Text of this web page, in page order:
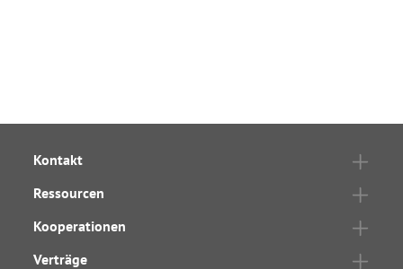
Kontakt
Ressourcen
Kooperationen
Verträge